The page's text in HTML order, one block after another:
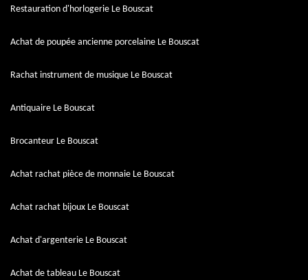
Restauration d'horlogerie Le Bouscat
Achat de poupée ancienne porcelaine Le Bouscat
Rachat instrument de musique Le Bouscat
Antiquaire Le Bouscat
Brocanteur Le Bouscat
Achat rachat pièce de monnaie Le Bouscat
Achat rachat bijoux Le Bouscat
Achat d'argenterie Le Bouscat
Achat de tableau Le Bouscat